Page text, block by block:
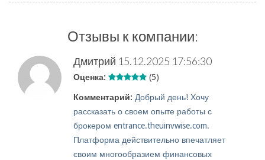
Отзывы к компании:
Дмитрий 15.12.2025 17:56:30
Оценка: (5)
Комментарий: Добрый день! Хочу
рассказать о своем опыте работы с
брокером entrance.theuinvwise.com.
Платформа действительно впечатляет
своим многообразием финансовых